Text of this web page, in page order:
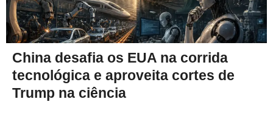
China desafia os EUA na corrida
tecnológica e aproveita cortes de
Trump na ciência